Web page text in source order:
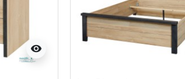
visibility